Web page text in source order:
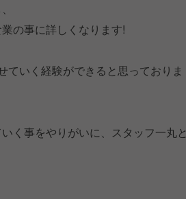
の事に詳しくなります!
いく経験ができると思っておりま
く事をやりがいに、スタッフ一丸と